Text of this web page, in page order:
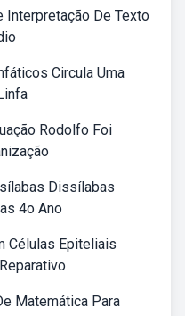
De Texto
Circula Uma
Rodolfo Foi
Dissílabas
4o Ano
Células Epiteliais
Matemática Para